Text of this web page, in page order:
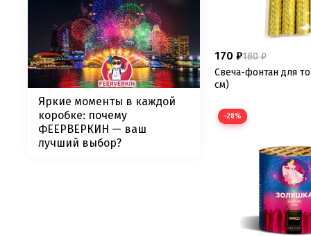
170 ₽180 ₽
Свеча-фонтан для
см)
−28%
Яркие моменты в каждой
коробке: почему
ФЕЕРВЕРКИН — ваш
лучший выбор?